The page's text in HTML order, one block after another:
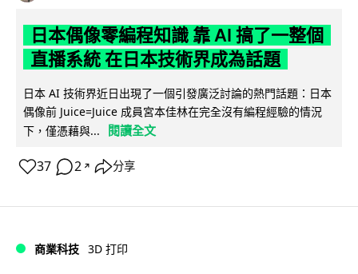
日本偶像零編程知識 靠 AI 搞了一整個
直播系統 在日本技術界成為話題
日本 AI 技術界近日出現了一個引發廣泛討論的熱門話題：日本
偶像前 Juice=Juice 成員宮本佳林在完全沒有編程經驗的情況
下，僅憑藉與...
閱讀全文
37 2 ↗ 分享
商業科技 3D 打印